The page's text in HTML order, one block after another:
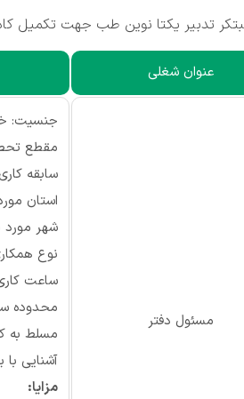
تدبیر یکتا نوین طب جهت تکمیل
عنوان شغلی
مسئول دفتر
جنسیت:
مقطع
سابقه کاری: ۱
استان
شهر مورد
نوع
ساعت کاری:
محدوده سنی 20 الی
مسلط به
آشنایی با
مزایا: